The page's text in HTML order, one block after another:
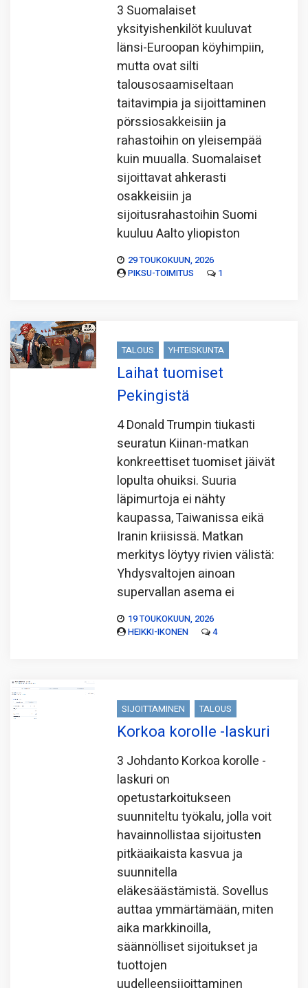
3 Suomalaiset
yksityishenkilöt kuuluvat
länsi-Euroopan köyhimpiin,
mutta ovat silti
talousosaamiseltaan
taitavimpia ja sijoittaminen
pörssiosakkeisiin ja
rahastoihin on yleisempää
kuin muualla. Suomalaiset
sijoittavat ahkerasti
osakkeisiin ja
sijoitusrahastoihin Suomi
kuuluu Aalto yliopiston
29 TOUKOKUUN, 2026
PIKSU-TOIMITUS
1
TALOUS YHTEISKUNTA
Laihat tuomiset
Pekingistä
4 Donald Trumpin tiukasti
seuratun Kiinan-matkan
konkreettiset tuomiset jäivät
lopulta ohuiksi. Suuria
läpimurtoja ei nähty
kaupassa, Taiwanissa eikä
Iranin kriisissä. Matkan
merkitys löytyy rivien välistä:
Yhdysvaltojen ainoan
supervallan asema ei
19 TOUKOKUUN, 2026
HEIKKI-IKONEN
4
SIJOITTAMINEN TALOUS
Korkoa korolle -laskuri
3 Johdanto Korkoa korolle -
laskuri on
opetustarkoitukseen
suunniteltu työkalu, jolla voit
havainnollistaa sijoitusten
pitkäaikaista kasvua ja
suunnitella
eläkesäästämistä. Sovellus
auttaa ymmärtämään, miten
aika markkinoilla,
säännölliset sijoitukset ja
tuottojen
uudelleensijoittaminen